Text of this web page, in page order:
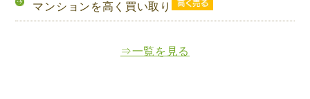
マンションを高く買い取り
⇒一覧を見る